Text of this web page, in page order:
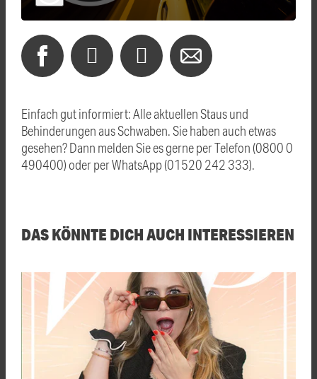
Einfach gut informiert: Alle aktuellen Staus und
Behinderungen aus Schwaben. Sie haben auch etwas
gesehen? Dann melden Sie es gerne per Telefon (0800 0
490400) oder per WhatsApp (01520 242 333).
DAS KÖNNTE DICH AUCH INTERESSIEREN